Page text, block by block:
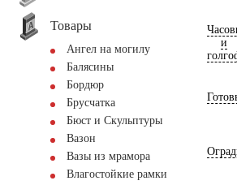
Товары
Ангел на могилу
Балясины
Бордюр
Брусчатка
Бюст и Скульптуры
Вазон
Вазы из мрамора
Влагостойкие рамки
и